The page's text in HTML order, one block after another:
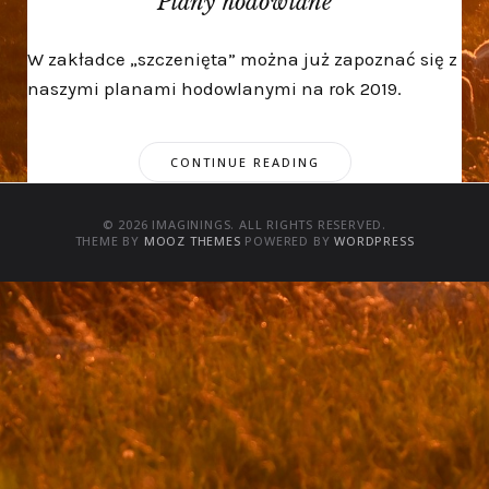
W zakładce „szczenięta” można już zapoznać się z
naszymi planami hodowlanymi na rok 2019.
CONTINUE READING
© 2026 IMAGININGS. ALL RIGHTS RESERVED.
THEME BY MOOZ THEMES POWERED BYWORDPRESS